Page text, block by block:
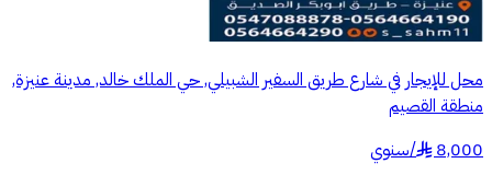
محل للإيجار في شارع طريق السفير الشبيلي, حي الملك خالد, مدينة عنيزة,
منطقة القصيم
8,000
§
/سنوي